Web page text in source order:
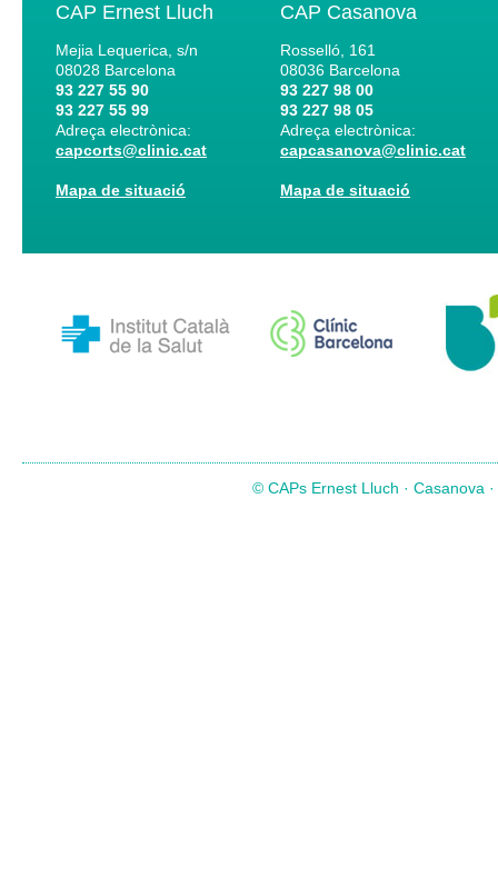
CAP Ernest Lluch
Mejia Lequerica, s/n
08028 Barcelona
93 227 55 90
93 227 55 99
Adreça electrònica:
capcorts@clinic.cat
Mapa de situació
CAP Casanova
Rosselló, 161
08036 Barcelona
93 227 98 00
93 227 98 05
Adreça electrònica:
capcasanova@clinic.cat
Mapa de situació
© CAPs Ernest Lluch · Casanova